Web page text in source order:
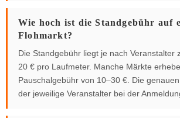
Wie hoch ist die Standgebühr auf
Flohmarkt?
Die Standgebühr liegt je nach Veranstalter
20 € pro Laufmeter. Manche Märkte
Pauschalgebühr von 10–30 €. Die
der jeweilige Veranstalter bei der